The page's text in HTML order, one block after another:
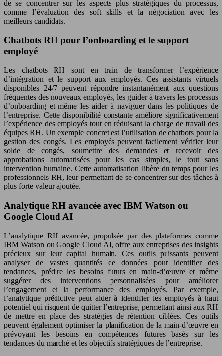
de se concentrer sur les aspects plus stratégiques du processus,
comme l’évaluation des soft skills et la négociation avec les
meilleurs candidats.
Chatbots RH pour l’onboarding et le support
employé
Les chatbots RH sont en train de transformer l’expérience
d’intégration et le support aux employés. Ces assistants virtuels
disponibles 24/7 peuvent répondre instantanément aux questions
fréquentes des nouveaux employés, les guider à travers les processus
d’onboarding et même les aider à naviguer dans les politiques de
l’entreprise. Cette disponibilité constante améliore significativement
l’expérience des employés tout en réduisant la charge de travail des
équipes RH. Un exemple concret est l’utilisation de chatbots pour la
gestion des congés. Les employés peuvent facilement vérifier leur
solde de congés, soumettre des demandes et recevoir des
approbations automatisées pour les cas simples, le tout sans
intervention humaine. Cette automatisation libère du temps pour les
professionnels RH, leur permettant de se concentrer sur des tâches à
plus forte valeur ajoutée.
Analytique RH avancée avec IBM Watson ou
Google Cloud AI
L’analytique RH avancée, propulsée par des plateformes comme
IBM Watson ou Google Cloud AI, offre aux entreprises des insights
précieux sur leur capital humain. Ces outils puissants peuvent
analyser de vastes quantités de données pour identifier des
tendances, prédire les besoins futurs en main-d’œuvre et même
suggérer des interventions personnalisées pour améliorer
l’engagement et la performance des employés. Par exemple,
l’analytique prédictive peut aider à identifier les employés à haut
potentiel qui risquent de quitter l’entreprise, permettant ainsi aux RH
de mettre en place des stratégies de rétention ciblées. Ces outils
peuvent également optimiser la planification de la main-d’œuvre en
prévoyant les besoins en compétences futures basés sur les
tendances du marché et les objectifs stratégiques de l’entreprise.